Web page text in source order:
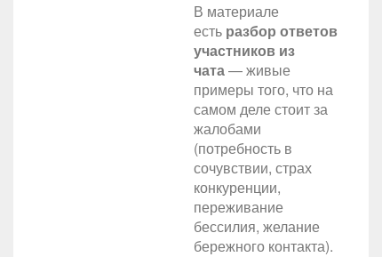
В материале
есть разбор ответов
участников из
чата— живые
примеры того, что на
самом деле стоит за
жалобами
(потребность в
сочувствии, страх
конкуренции,
переживание
бессилия, желание
бережного контакта).